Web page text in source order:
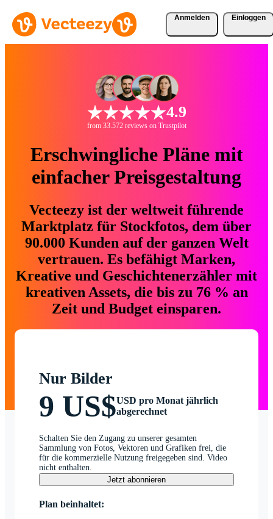
Anmelden Einloggen
4.9
from 33.572 reviews on Trustpilot
Erschwingliche Pläne mit
einfacher Preisgestaltung
Vecteezy ist der weltweit führende
Marktplatz für Stockfotos, dem über
90.000 Kunden auf der ganzen Welt
vertrauen. Es befähigt Marken,
Kreative und Geschichtenerzähler mit
kreativen Assets, die bis zu 76 % an
Zeit und Budget einsparen.
Nur Bilder
9 US$USD pro Monat jährlich
abgerechnet
Schalten Sie den Zugang zu unserer gesamten
Sammlung von Fotos, Vektoren und Grafiken frei, die
für die kommerzielle Nutzung freigegeben sind. Video
nicht enthalten.
Jetzt abonnieren
Plan beinhaltet: